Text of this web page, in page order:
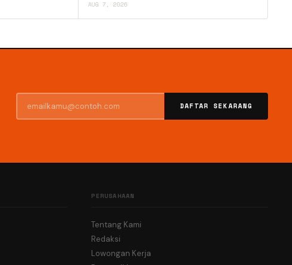
AUG 7, 2026
DAFTAR SEKARANG
PERUSAHAAN
Tentang Kami
Redaksi
Lowongan Kerja